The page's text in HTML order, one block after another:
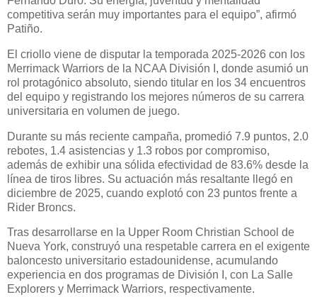
competitiva serán muy importantes para el equipo”, afirmó
Patiño.
El criollo viene de disputar la temporada 2025-2026 con los
Merrimack Warriors de la NCAA División I, donde asumió un
rol protagónico absoluto, siendo titular en los 34 encuentros
del equipo y registrando los mejores números de su carrera
universitaria en volumen de juego.
Durante su más reciente campaña, promedió 7.9 puntos, 2.0
rebotes, 1.4 asistencias y 1.3 robos por compromiso,
además de exhibir una sólida efectividad de 83.6% desde la
línea de tiros libres. Su actuación más resaltante llegó en
diciembre de 2025, cuando explotó con 23 puntos frente a
Rider Broncs.
Tras desarrollarse en la Upper Room Christian School de
Nueva York, construyó una respetable carrera en el exigente
baloncesto universitario estadounidense, acumulando
experiencia en dos programas de División I, con La Salle
Explorers y Merrimack Warriors, respectivamente.